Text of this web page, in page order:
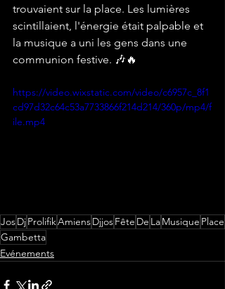
trouvaient sur la place. Les lumières
scintillaient, l'énergie était palpable et
la musique a uni les gens dans une
communion festive. 🎶🔥
https://video.wixstatic.com/video/c6957c_8f1
cd97d32c64c53a7733866f214d214/360p/mp4/f
ile.mp4
JosDjProlifikAmiensDjjosFête De LaMusique Place
Gambetta
Evénements